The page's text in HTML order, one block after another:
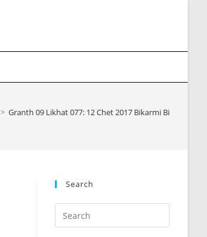
> Granth 09 Likhat 077: 12 Chet 2017 Bikarmi Bibi Banti
Search
Escape